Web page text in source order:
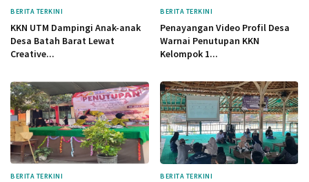
BERITA TERKINI
KKN UTM Dampingi Anak-anak
Desa Batah Barat Lewat
Creative...
BERITA TERKINI
Penayangan Video Profil Desa
Warnai Penutupan KKN
Kelompok 1...
BERITA TERKINI BERITA TERKINI